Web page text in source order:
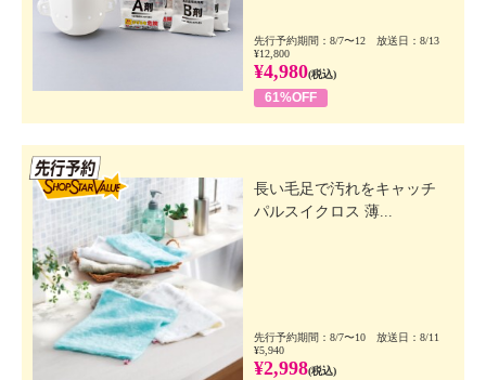
先行予約期間：8/7〜12 放送日：8/13
¥12,800
¥4,980(税込)
61%OFF
長い毛足で汚れをキャッチ
パルスイクロス 薄...
先行予約期間：8/7〜10 放送日：8/11
¥5,940
¥2,998(税込)